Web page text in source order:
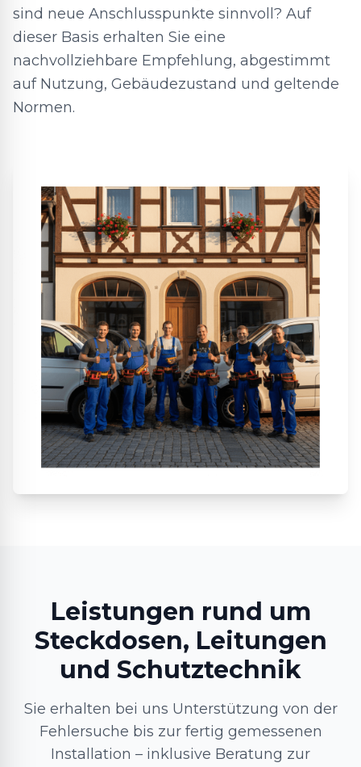
sind neue Anschlusspunkte sinnvoll? Auf
dieser Basis erhalten Sie eine
nachvollziehbare Empfehlung, abgestimmt
auf Nutzung, Gebäudezustand und geltende
Normen.
Leistungen rund um
Steckdosen, Leitungen
und Schutztechnik
Sie erhalten bei uns Unterstützung von der
Fehlersuche bis zur fertig gemessenen
Installation – inklusive Beratung zur